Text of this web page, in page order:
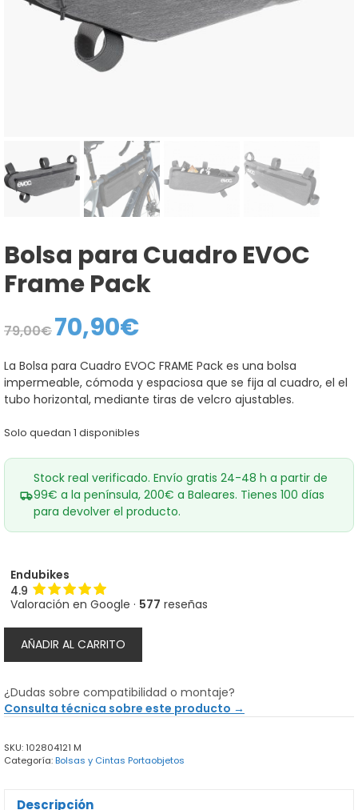
Bolsa para Cuadro EVOC
Frame Pack
79,00€
El
precio
79,00€.
70,90€El
precio
es:
70,90€.
La Bolsa para Cuadro EVOC FRAME Pack es una bolsa
impermeable, cómoda y espaciosa que se fija al cuadro, el el
tubo horizontal, mediante tiras de velcro ajustables.
Solo quedan 1 disponibles
Stock real verificado. Envío gratis 24-48 h a partir de
99€ a la península, 200€ a Baleares. Tienes 100 días
para devolver el producto.
Endubikes
4.9
Valoración en Google · 577 reseñas
Bolsa
para
EVOC
Frame
Pack
AÑADIR AL CARRITO
¿Dudas sobre compatibilidad o montaje?
Consulta técnica sobre este producto →
SKU:102804121 M
Categoría:Bolsas y Cintas Portaobjetos
Descripción